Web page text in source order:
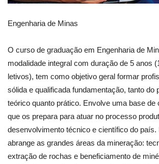
Engenharia de Minas
O curso de graduação em Engenharia de
modalidade integral com duração de 5 anos
letivos), tem como objetivo geral formar
sólida e qualificada fundamentação, tanto do
teórico quanto prático. Envolve uma base de
que os prepara para atuar no processo
desenvolvimento técnico e científico do país.
abrange as grandes áreas da mineração:
extração de rochas e beneficiamento de